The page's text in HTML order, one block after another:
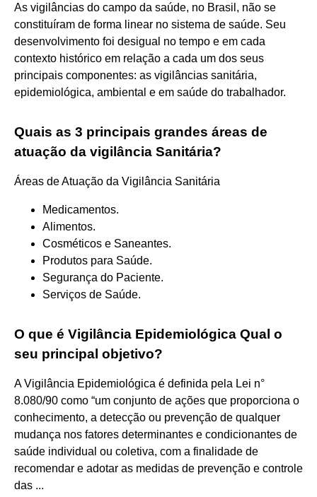
As vigilâncias do campo da saúde, no Brasil, não se
constituíram de forma linear no sistema de saúde. Seu
desenvolvimento foi desigual no tempo e em cada
contexto histórico em relação a cada um dos seus
principais componentes: as vigilâncias sanitária,
epidemiológica, ambiental e em saúde do trabalhador.
Quais as 3 principais grandes áreas de
atuação da vigilância Sanitária?
Áreas de Atuação da Vigilância Sanitária
Medicamentos.
Alimentos.
Cosméticos e Saneantes.
Produtos para Saúde.
Segurança do Paciente.
Serviços de Saúde.
O que é Vigilância Epidemiológica Qual o
seu principal objetivo?
A Vigilância Epidemiológica é definida pela Lei n°
8.080/90 como “um conjunto de ações que proporciona o
conhecimento, a detecção ou prevenção de qualquer
mudança nos fatores determinantes e condicionantes de
saúde individual ou coletiva, com a finalidade de
recomendar e adotar as medidas de prevenção e controle
das ...